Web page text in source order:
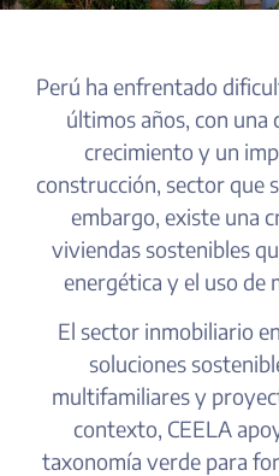
Perú ha enfrentado
últimos años, con una
crecimiento y un
construcción, sector que
embargo, existe una
viviendas sostenibles
energética y el uso de
El sector inmobiliario
soluciones
multifamiliares y
contexto, CEELA
taxonomía verde para